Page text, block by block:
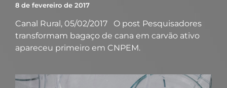
8 de fevereiro de 2017
Canal Rural, 05/02/2017 O post Pesquisadores
transformam bagaço de cana em carvão ativo
apareceu primeiro em CNPEM.